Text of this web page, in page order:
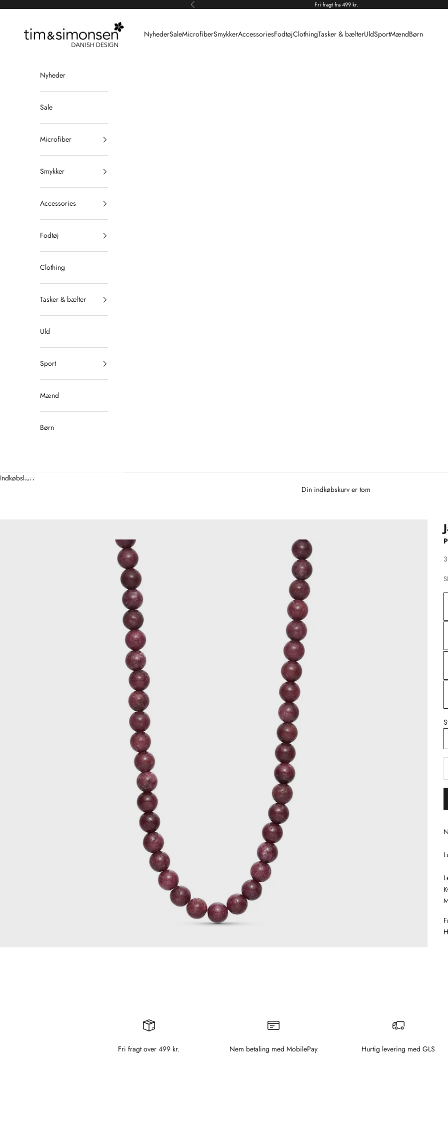
Forrige Fri fragt fra 499 kr.
Tim & Simonsen
NyhederSaleMicrofiberSmykkerAccessoriesFodtøjClothingTasker & bælterUldSportMændBørn
Nyheder
Sale
Microfiber
Smykker
Accessories
Fodtøj
Clothing
Tasker & bælter
Uld
Sport
Mænd
Børn
Indkøbskurv
Din indkøbskurv er tom
Fri fragt over 499 kr. Nem betaling med MobilePay Hurtig levering med GLS